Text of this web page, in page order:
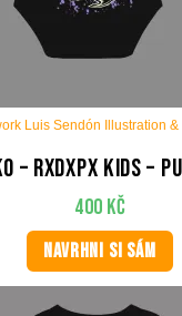
Luis Sendón Illustration &
– RxDxPx Kids –
400 Kč
NAVRHNI SI SÁM